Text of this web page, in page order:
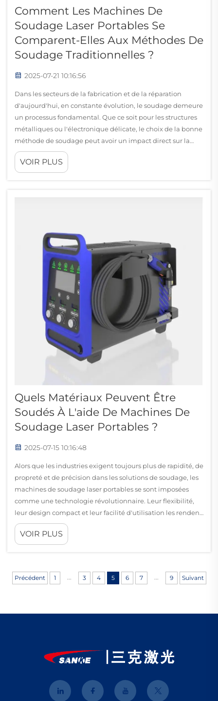
Comment Les Machines De
Soudage Laser Portables Se
Comparent-Elles Aux Méthodes De
Soudage Traditionnelles ?
2025-07-21 10:16:56
Dans les secteurs de la fabrication et de la réparation
d'aujourd'hui, en constante évolution, le soudage demeure
un processus fondamental. Que ce soit pour les structures
métalliques ou l'électronique délicate, le choix de la bonne
méthode de soudage peut avoir un impact direct sur la
productivité, les coûts et l'intégrité du produit. ...
VOIR PLUS
Quels Matériaux Peuvent Être
Soudés À L'aide De Machines De
Soudage Laser Portables ?
2025-07-15 10:16:48
Alors que les industries exigent toujours plus de rapidité, de
propreté et de précision dans les solutions de soudage, les
machines de soudage laser portables se sont imposées
comme une technologie révolutionnaire. Leur flexibilité,
leur design compact et leur facilité d'utilisation les rendent
adaptées à un large éventail...
VOIR PLUS
Précédent 1 3 4 5 6 7 9 Suivant